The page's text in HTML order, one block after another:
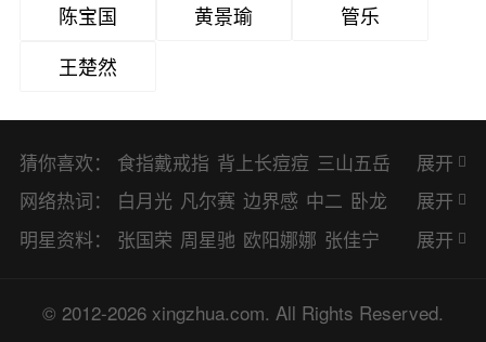
陈宝国
黄景瑜
管乐
王楚然
猜你喜欢： 食指戴戒指 背上长痘痘 三山五岳
避暑胜地
展开
网络热词：
白月光 凡尔赛 边界感 中二 卧龙
凤雏 二次元 KPI EMO CP BUG
胺 SP OC HOLD OEM BP 猎奇
展开
明星资料：
张国荣 周星驰 欧阳娜娜 张佳宁
谭松韵 唐嫣 童瑶 宋茜 孙俪 倪
展开
© 2012-2026 xingzhua.com. All Rights Reserved.